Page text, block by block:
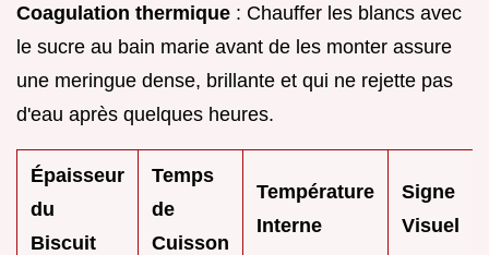
Coagulation thermique : Chauffer les blancs avec
le sucre au bain marie avant de les monter assure
une meringue dense, brillante et qui ne rejette pas
d'eau après quelques heures.
Épaisseur
du
Biscuit
Temps
de
Cuisson
Température
Interne
Signe
Visuel